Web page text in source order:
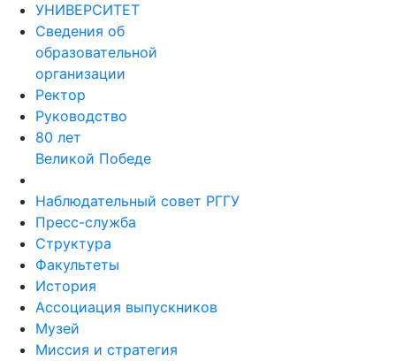
УНИВЕРСИТЕТ
Сведения об
образовательной
организации
Ректор
Руководство
80 лет
Великой Победе
Наблюдательный совет РГГУ
Пресс-служба
Структура
Факультеты
История
Ассоциация выпускников
Музей
Миссия и стратегия